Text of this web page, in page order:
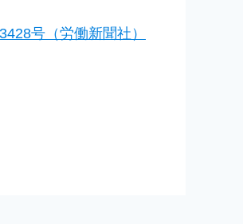
号（労働新聞社）